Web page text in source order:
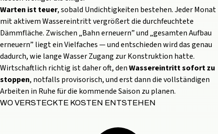
Warten ist teuer, sobald Undichtigkeiten bestehen. Jeder Monat
mit aktivem Wassereintritt vergrößert die durchfeuchtete
Dämmfläche. Zwischen „Bahn erneuern” und „gesamten Aufbau
erneuern” liegt ein Vielfaches — und entschieden wird das genau
dadurch, wie lange Wasser Zugang zur Konstruktion hatte.
Wirtschaftlich richtig ist daher oft, denWassereintritt sofort zu
stoppen, notfalls provisorisch, und erst dann die vollständigen
Arbeiten in Ruhe für die kommende Saison zu planen.
WO VERSTECKTE KOSTEN ENTSTEHEN